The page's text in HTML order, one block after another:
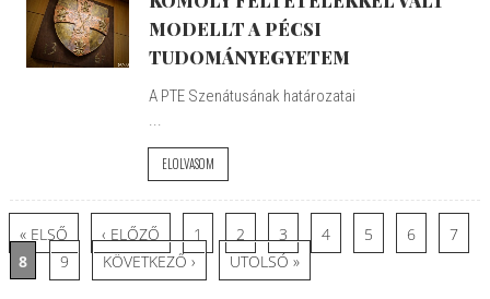
MODELLT A PÉCSI
TUDOMÁNYEGYETEM
A PTE Szenátusának határozatai
...
ELOLVASOM
Oldalak
« ELSŐ ‹ ELŐZŐ 1 2 3 4 5 6
7
8
9 KÖVETKEZŐ › UTOLSÓ »